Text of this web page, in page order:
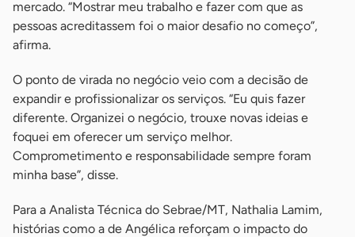
mercado. “Mostrar meu trabalho e fazer com que as
pessoas acreditassem foi o maior desafio no começo”,
afirma.
O ponto de virada no negócio veio com a decisão de
expandir e profissionalizar os serviços. “Eu quis fazer
diferente. Organizei o negócio, trouxe novas ideias e
foquei em oferecer um serviço melhor.
Comprometimento e responsabilidade sempre foram
minha base”, disse.
Para a Analista Técnica do Sebrae/MT, Nathalia Lamim,
histórias como a de Angélica reforçam o impacto do